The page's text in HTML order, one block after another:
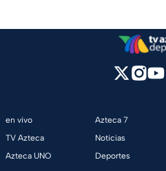
en vivo
TV Azteca
Azteca UNO
Azteca 7
Noticias
Deportes